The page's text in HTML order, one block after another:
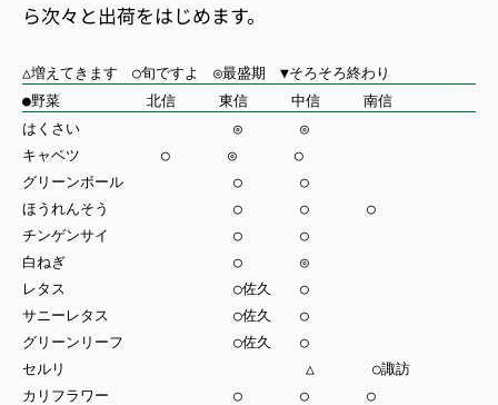
ら次々と出荷をはじめます。
△増えてきます ○旬ですよ ◎最盛期 ▼そろそろ終わり
●野菜 北信 東信 中信 南信
はくさい ◎ ◎
キャベツ ○ ◎ ○
グリーンボール ○ ○
ほうれんそう ○ ○ ○
チンゲンサイ ○ ○
白ねぎ ○ ◎
レタス ○佐久 ○
サニーレタス ○佐久 ○
グリーンリーフ ○佐久 ○
セルリ △ ○諏訪
カリフラワー ○ ○ ○